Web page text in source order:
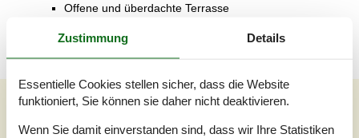
Offene und überdachte Terrasse
Externe Bewertungen
Unsere GästebewertungenExterne Bewertungen
Zustimmung Details
Essentielle Cookies stellen sicher, dass die Website
funktioniert, Sie können sie daher nicht deaktivieren.
Wenn Sie damit einverstanden sind, dass wir Ihre Statistiken